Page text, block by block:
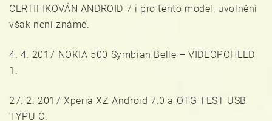
CERTIFIKOVÁN ANDROID 7 i pro tento model, uvolnění
však není známé.
4. 4. 2017 NOKIA 500 Symbian Belle – VIDEOPOHLED
1.
27. 2. 2017 Xperia XZ Android 7.0 a OTG TEST USB
TYPU C.